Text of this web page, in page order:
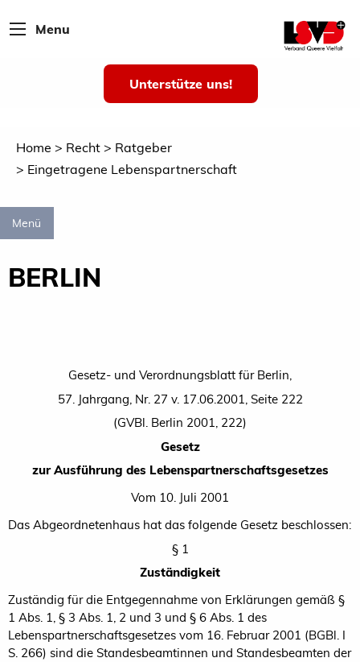
Menu
Unterstütze uns!
Home Recht
Ratgeber
Eingetragene Lebenspartnerschaft
Menü
BERLIN
Gesetz- und Verordnungsblatt für Berlin,
57. Jahrgang, Nr. 27 v. 17.06.2001, Seite 222
(GVBl. Berlin 2001, 222)
Gesetz
zur Ausführung des Lebenspartnerschaftsgesetzes
Vom 10. Juli 2001
Das Abgeordnetenhaus hat das folgende Gesetz beschlossen:
§ 1
Zuständigkeit
Zuständig für die Entgegennahme von Erklärungen gemäß §
1 Abs. 1, § 3 Abs. 1, 2 und 3 und § 6 Abs. 1 des
Lebenspartnerschaftsgesetzes vom 16. Februar 2001 (BGBl. I
S. 266) sind die Standesbeamtinnen und Standesbeamten der